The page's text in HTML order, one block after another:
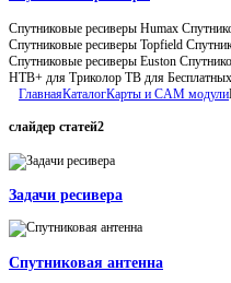
Спутниковые ресиверы Humax
Спутниковые ресиверы Topfield
Спутниковые ресиверы Euston
НТВ+ для Триколор ТВ для Бесплатных
ГлавнаяКаталогКарты и CAM модули
слайдер статей2
Задачи ресивера
Спутниковая антенна